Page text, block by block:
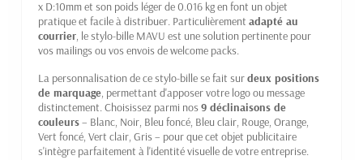
x D:10mm et son poids léger de 0.016 kg en font un objet
pratique et facile à distribuer. Particulièrement adapté au
courrier, le stylo-bille MAVU est une solution pertinente pour
vos mailings ou vos envois de welcome packs.
La personnalisation de ce stylo-bille se fait surdeux positions
de marquage, permettant d'apposer votre logo ou message
distinctement. Choisissez parmi nos9 déclinaisons de
couleurs– Blanc, Noir, Bleu foncé, Bleu clair, Rouge, Orange,
Vert foncé, Vert clair, Gris – pour que cet objet publicitaire
s'intègre parfaitement à l'identité visuelle de votre entreprise.